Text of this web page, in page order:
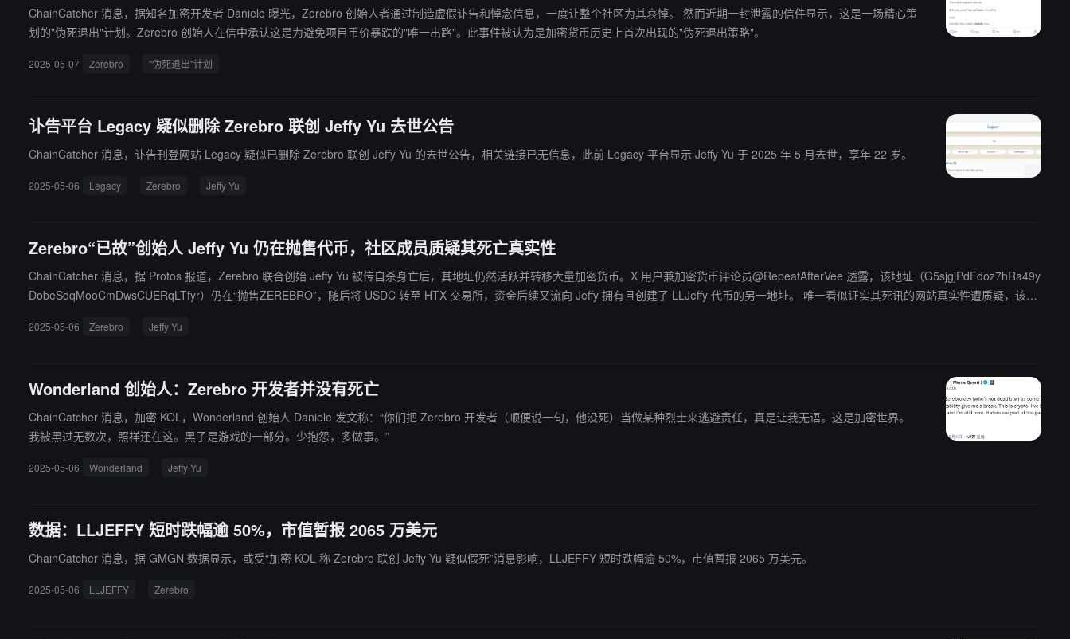
ChainCatcher 消息，据知名加密开发者 Daniele 曝光，Zerebro 创始人者通过制造虚假讣告和悼念信息，一度让整个社区为其哀悼。 然而近期一封泄露的信件显示，这是一场精心策
划的"伪死退出"计划。Zerebro 创始人在信中承认这是为避免项目币价暴跌的"唯一出路"。此事件被认为是加密货币历史上首次出现的"伪死退出策略"。
2025-05-07 Zerebro "伪死退出"计划
讣告平台 Legacy 疑似删除 Zerebro 联创 Jeffy Yu 去世公告
ChainCatcher 消息，讣告刊登网站 Legacy 疑似已删除 Zerebro 联创 Jeffy Yu 的去世公告，相关链接已无信息，此前 Legacy 平台显示 Jeffy Yu 于 2025 年 5 月去世，享年 22 岁。
2025-05-06 Legacy Zerebro Jeffy Yu
Zerebro“已故”创始人 Jeffy Yu 仍在抛售代币，社区成员质疑其死亡真实性
ChainCatcher 消息，据 Protos 报道，Zerebro 联合​​创始 Jeffy Yu 被传自杀身亡后，其地址仍然活跃并转移大量加密货币。X 用户兼加密货币评论员@RepeatAfterVee 透露，该地址（G5sjgjPdFdoz7hRa49y
DobeSdqMooCmDwsCUERqLTfyr）仍在“抛售ZEREBRO”，随后将 USDC 转至 HTX 交易所，资金后续又流向 Jeffy 拥有且创建了 LLJeffy 代币的另一地址。 唯一看似证实其死讯的网站真实性遭质疑，该付
2025-05-06 Zerebro Jeffy Yu
Wonderland 创始人：Zerebro 开发者并没有死亡
ChainCatcher 消息，加密 KOL，Wonderland 创始人 Daniele 发文称：“你们把 Zerebro 开发者（顺便说一句，他没死）当做某种烈士来逃避责任，真是让我无语。这是加密世界。
我被黑过无数次，照样还在这。黑子是游戏的一部分。少抱怨，多做事。”
2025-05-06 Wonderland Jeffy Yu
数据：LLJEFFY 短时跌幅逾 50%，市值暂报 2065 万美元
ChainCatcher 消息，据 GMGN 数据显示，或受“加密 KOL 称 Zerebro 联创 Jeffy Yu 疑似假死”消息影响，LLJEFFY 短时跌幅逾 50%，市值暂报 2065 万美元。
2025-05-06 LLJEFFY Zerebro